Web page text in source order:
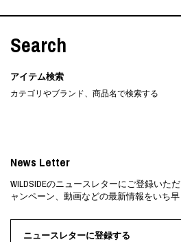
Search
アイテム検索
カテゴリやブランド、商品名で検索する
News Letter
WILDSIDEのニュースレターにご登録いた
ャンペーン、動画などの最新情報をいち早
ニュースレターに登録する